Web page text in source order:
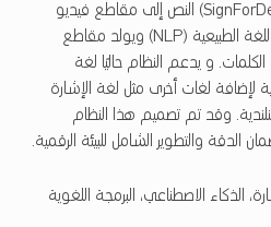
الإشارة التركية. ويترجم نظام (SignForDeaf) النص إلى مقاطع فيديو
بلغة الإشارة باستخدام معالجة اللغة الطبيعية (NLP) ويولد مقاطع
و يدعم النظام حاليًا لغة
لإضافة لغات أخرى مثل لغة الإشارة
وقد تم تصميم هذا النظام
الدقة والتطوير الشامل للبيئة الرقمية.
الذكاء الاصطناعي، البرمجة اللغوية